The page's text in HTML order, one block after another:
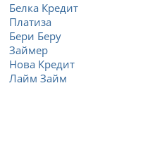
Белка Кредит
Платиза
Бери Беру
Займер
Нова Кредит
Лайм Займ